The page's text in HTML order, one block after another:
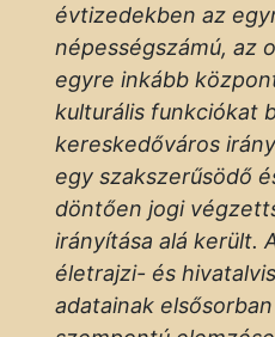
évtizedekben az
népességszámú, az
egyre inkább
kulturális funkciókat
kereskedőváros
egy szakszerűsödő
döntően jogi
irányítása alá került.
életrajzi- és
adatainak